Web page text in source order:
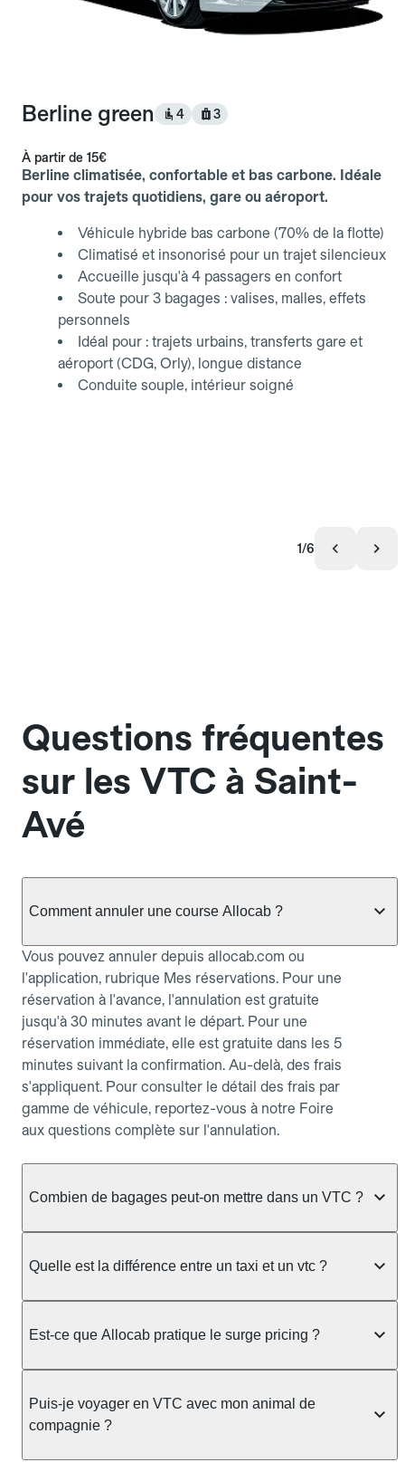
Berline green 4 3
À partir de 15€
Berline climatisée, confortable et bas carbone. Idéale
pour vos trajets quotidiens, gare ou aéroport.
Véhicule hybride bas carbone (70% de la flotte)
Climatisé et insonorisé pour un trajet silencieux
Accueille jusqu'à 4 passagers en confort
Soute pour 3 bagages : valises, malles, effets
personnels
Idéal pour : trajets urbains, transferts gare et
aéroport (CDG, Orly), longue distance
Conduite souple, intérieur soigné
1/6
Questions fréquentes
sur les VTC à Saint-
Avé
Comment annuler une course Allocab ?
Vous pouvez annuler depuis allocab.com ou
l'application, rubrique Mes réservations. Pour une
réservation à l'avance, l'annulation est gratuite
jusqu'à 30 minutes avant le départ. Pour une
réservation immédiate, elle est gratuite dans les 5
minutes suivant la confirmation. Au-delà, des frais
s'appliquent. Pour consulter le détail des frais par
gamme de véhicule, reportez-vous à notre Foire
aux questions complète sur l'annulation.
Combien de bagages peut-on mettre dans un VTC ?
réservée :
Berline, Green, Berline Affaires, VAO : jusqu'à 3
Moto-taxi : jusqu'à 2 bagages cabine TPMR : 1
bagage
Le prix de la course ne change pas selon le
nombre de bagages. Si vous avez des bagages
Quelle est la différence entre un taxi et un vtc ?
dans la rue ou à une station, avec un tarif calculé au
réservation préalable et propose un prix fixe connu
à l'avance, sans mauvaise surprise ni frais cachés.
Chez Allocab, tous les chauffeurs sont des
Est-ce que Allocab pratique le surge pricing ?
prix de votre course est calculé et affiché avant la
validation de la réservation, puis fixé définitivement.
Puis-je voyager en VTC avec mon animal de
compagnie ?